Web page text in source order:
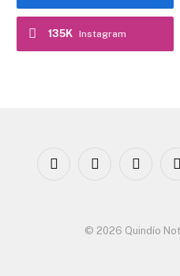
Instagram
135K
Facebook
X
Instagram
© 2026 Quindío